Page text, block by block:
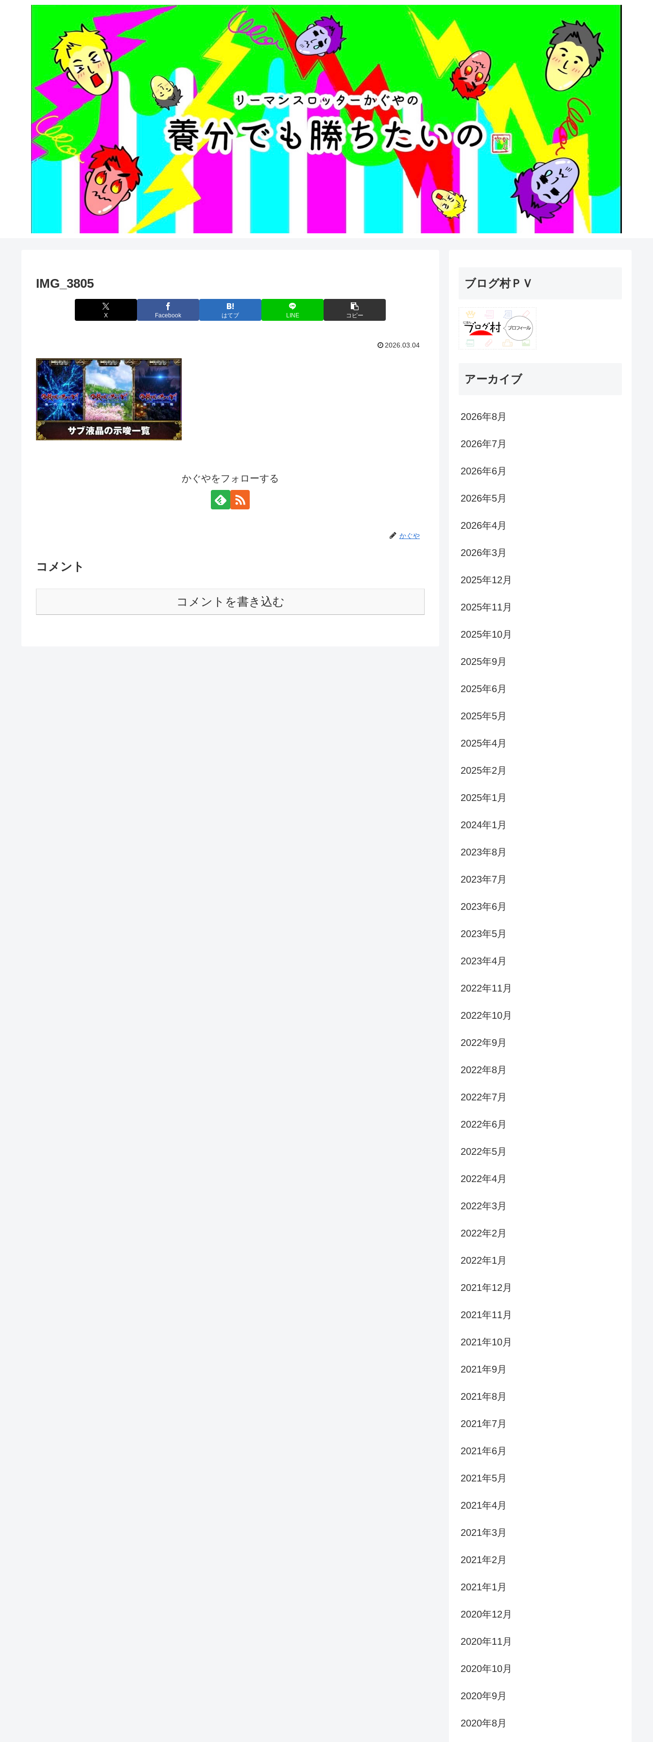
IMG_3805
X Facebook はてブ LINE コピー
2026.03.04
かぐやをフォローする
かぐや
コメント
コメントを書き込む
ブログ村ＰＶ
アーカイブ
2026年8月
2026年7月
2026年6月
2026年5月
2026年4月
2026年3月
2025年12月
2025年11月
2025年10月
2025年9月
2025年6月
2025年5月
2025年4月
2025年2月
2025年1月
2024年1月
2023年8月
2023年7月
2023年6月
2023年5月
2023年4月
2022年11月
2022年10月
2022年9月
2022年8月
2022年7月
2022年6月
2022年5月
2022年4月
2022年3月
2022年2月
2022年1月
2021年12月
2021年11月
2021年10月
2021年9月
2021年8月
2021年7月
2021年6月
2021年5月
2021年4月
2021年3月
2021年2月
2021年1月
2020年12月
2020年11月
2020年10月
2020年9月
2020年8月